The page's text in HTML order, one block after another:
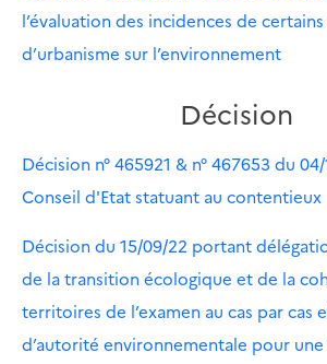
l’évaluation des incidences de
d’urbanisme sur l’environnement
Décision
Décision n° 465921 & n° 467653 du
Conseil d'Etat statuant au contentieux
Décision du 15/09/22 portant
de la transition écologique et de la
territoires de l’examen au cas par cas
d’autorité environnementale pour